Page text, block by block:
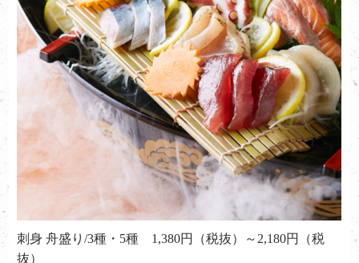
刺身 舟盛り/3種・5種 1,380円（税抜）～2,180円（税
抜）